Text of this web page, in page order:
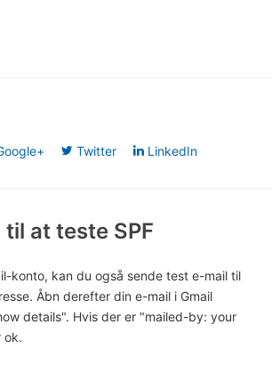
Twitter LinkedIn
at teste SPF
konto, kan du også sende test e-mail til
Åbn derefter din e-mail i Gmail
details". Hvis der er "mailed-by: your
ok.